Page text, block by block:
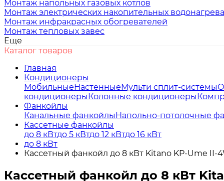
Монтаж напольных газовых котлов
Монтаж электрических накопительных
Монтаж инфракрасных обогревателей
Монтаж тепловых завес
Еще
Каталог товаров
Главная
Кондиционеры
МобильныеНастенныеМульти сплит-системы
кондиционерыКолонные кондиционеры
Фанкойлы
Канальные фанкойлыНапольно-потолочные
Кассетные фанкойлы
до 8 кВтдо 5 кВтдо 12 кВтдо 16 кВт
до 8 кВт
Кассетный фанкойл до 8 кВт Kitano KP-Ume II-
Кассетный фанкойл до 8 кВт